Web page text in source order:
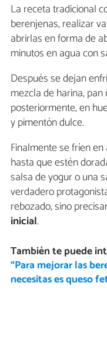
La receta tradicional
berenjenas, realizar
abrirlas en forma de
minutos en agua con
Después se dejan
mezcla de harina,
posteriormente, en
y pimentón dulce.
Finalmente se fríen
hasta que estén
salsa de yogur o una
verdadero
rebozado, sino
inicial.
También te puede
“Para mejorar las
necesitas es queso